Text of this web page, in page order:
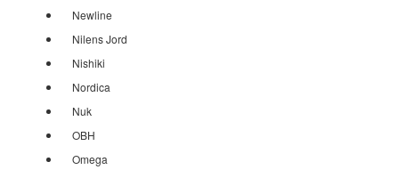
Newline
Nilens Jord
Nishiki
Nordica
Nuk
OBH
Omega